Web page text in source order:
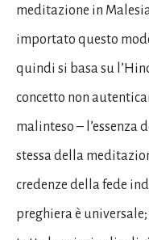
meditazione in
importato questo
quindi si basa su
concetto non
malinteso – l’essenza
stessa della
credenze della fede
preghiera è